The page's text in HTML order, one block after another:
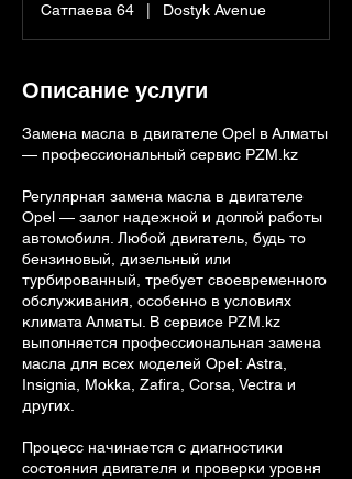
и
н
Сатпаева 64 Dostyk Avenue
Описание услуги
Замена масла в двигателе Opel в Алматы
— профессиональный сервис PZM.kz
Регулярная замена масла в двигателе
Opel — залог надежной и долгой работы
автомобиля. Любой двигатель, будь то
бензиновый, дизельный или
турбированный, требует своевременного
обслуживания, особенно в условиях
климата Алматы. В сервисе PZM.kz
выполняется профессиональная замена
масла для всех моделей Opel: Astra,
Insignia, Mokka, Zafira, Corsa, Vectra и
других.
Процесс начинается с диагностики
состояния двигателя и проверки уровня